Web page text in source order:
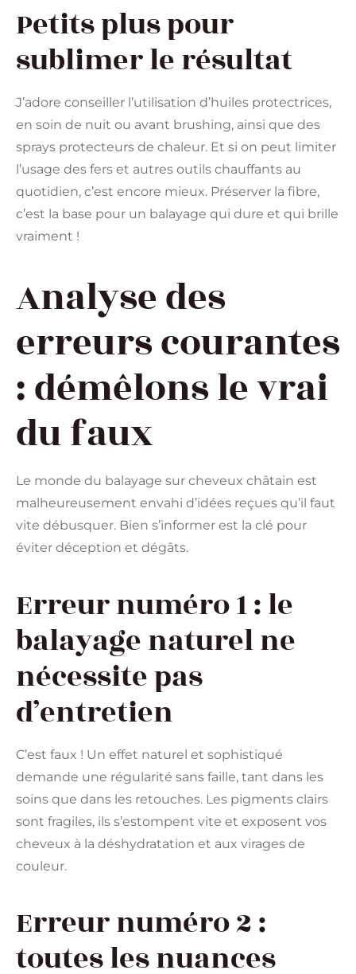
Petits plus pour
sublimer le résultat
J’adore conseiller l’utilisation d’huiles protectrices,
en soin de nuit ou avant brushing, ainsi que des
sprays protecteurs de chaleur. Et si on peut limiter
l’usage des fers et autres outils chauffants au
quotidien, c’est encore mieux. Préserver la fibre,
c’est la base pour un balayage qui dure et qui brille
vraiment !
Analyse des
erreurs courantes
: démêlons le vrai
du faux
Le monde du balayage sur cheveux châtain est
malheureusement envahi d’idées reçues qu’il faut
vite débusquer. Bien s’informer est la clé pour
éviter déception et dégâts.
Erreur numéro 1 : le
balayage naturel ne
nécessite pas
d’entretien
C’est faux ! Un effet naturel et sophistiqué
demande une régularité sans faille, tant dans les
soins que dans les retouches. Les pigments clairs
sont fragiles, ils s’estompent vite et exposent vos
cheveux à la déshydratation et aux virages de
couleur.
Erreur numéro 2 :
toutes les nuances